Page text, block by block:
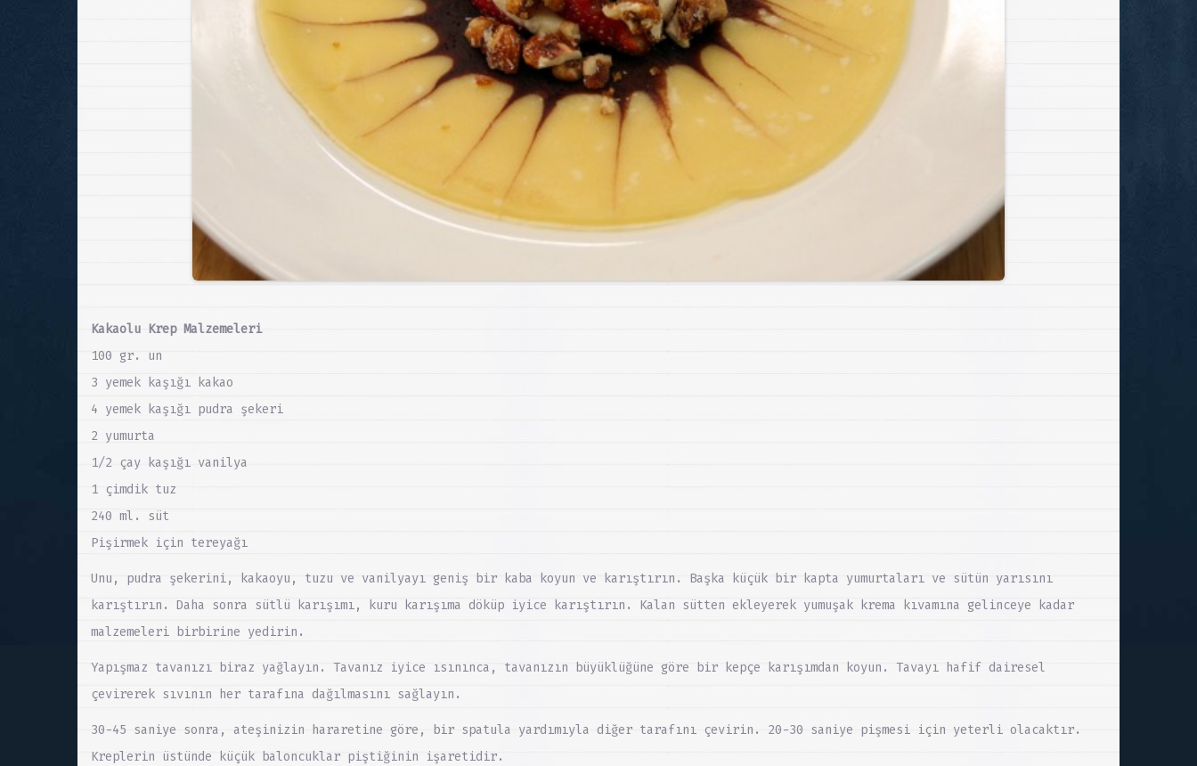
Kakaolu Krep Malzemeleri
100 gr. un
3 yemek kaşığı kakao
4 yemek kaşığı pudra şekeri
2 yumurta
1/2 çay kaşığı vanilya
1 çimdik tuz
240 ml. süt
Pişirmek için tereyağı
Unu, pudra şekerini, kakaoyu, tuzu ve vanilyayı geniş bir kaba koyun ve karıştırın. Başka küçük bir kapta yumurtaları ve sütün yarısını
karıştırın. Daha sonra sütlü karışımı, kuru karışıma döküp iyice karıştırın. Kalan sütten ekleyerek yumuşak krema kıvamına gelinceye kadar
malzemeleri birbirine yedirin.
Yapışmaz tavanızı biraz yağlayın. Tavanız iyice ısınınca, tavanızın büyüklüğüne göre bir kepçe karışımdan koyun. Tavayı hafif dairesel
çevirerek sıvının her tarafına dağılmasını sağlayın.
30-45 saniye sonra, ateşinizin hararetine göre, bir spatula yardımıyla diğer tarafını çevirin. 20-30 saniye pişmesi için yeterli olacaktır.
Kreplerin üstünde küçük baloncuklar piştiğinin işaretidir.